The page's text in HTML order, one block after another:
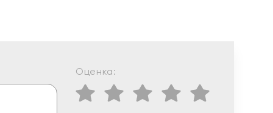
Оценка: